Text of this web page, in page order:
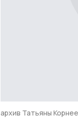
архив Татьяны